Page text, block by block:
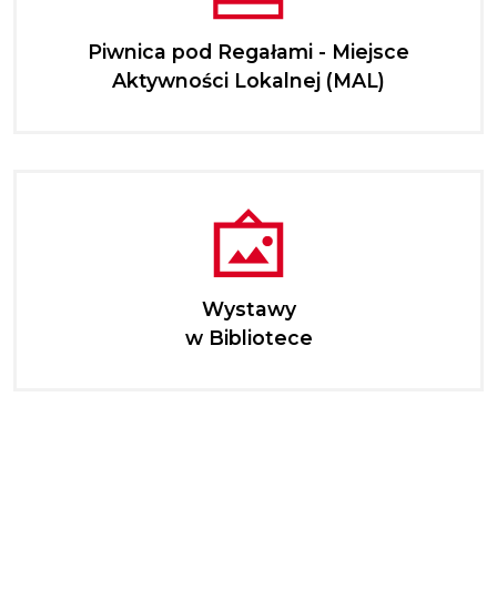
Piwnica pod Regałami - Miejsce
Aktywności Lokalnej (MAL)
Wystawy
w Bibliotece